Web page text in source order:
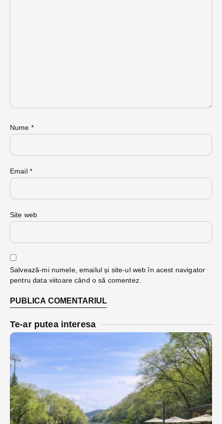
Nume *
Email *
Site web
Salvează-mi numele, emailul și site-ul web în acest navigator
pentru data viitoare când o să comentez.
Te-ar putea interesa